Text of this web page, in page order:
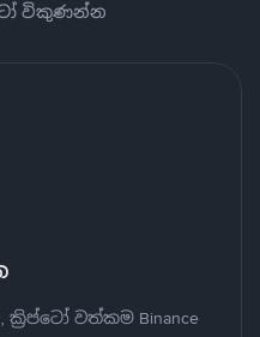
විකුණන්න
වත්කම Binance